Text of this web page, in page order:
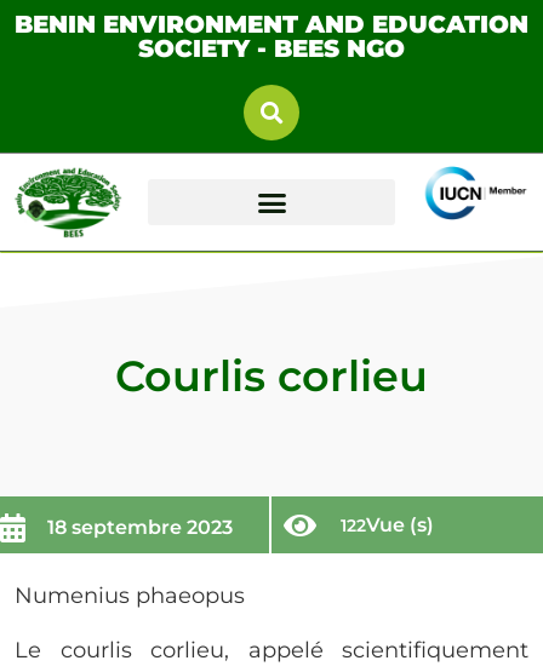
BENIN ENVIRONMENT AND EDUCATION
SOCIETY - BEES NGO
Courlis corlieu
18 septembre 2023 122Vue (s)
Numenius phaeopus
Le courlis corlieu, appelé scientifiquement